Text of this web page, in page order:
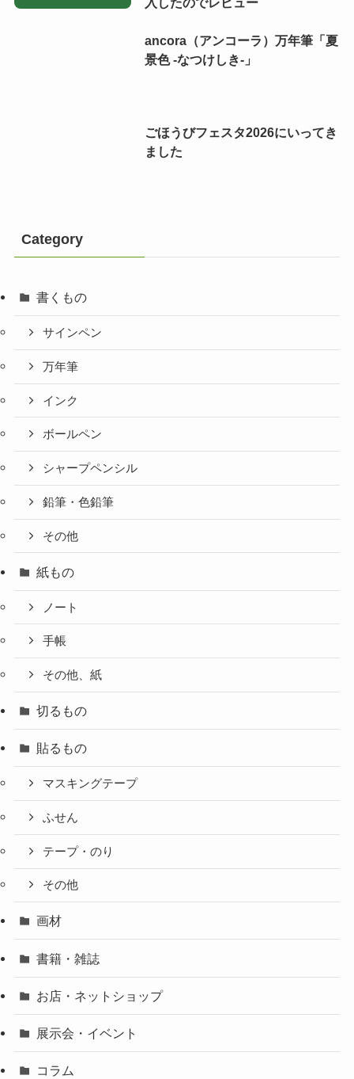
ancora（アンコーラ）万年筆「夏
景色 -なつけしき-」
ごほうびフェスタ2026にいってき
ました
Category
書くもの
サインペン
万年筆
インク
ボールペン
シャープペンシル
鉛筆・色鉛筆
その他
紙もの
ノート
手帳
その他、紙
切るもの
貼るもの
マスキングテープ
ふせん
テープ・のり
その他
画材
書籍・雑誌
お店・ネットショップ
展示会・イベント
コラム